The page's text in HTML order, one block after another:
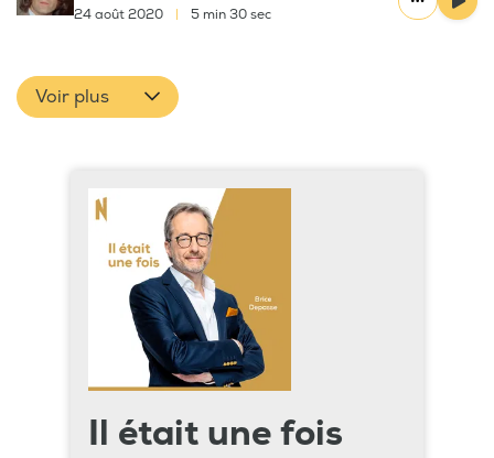
24 août 2020 5 min 30 sec
Voir plus
Il était une fois